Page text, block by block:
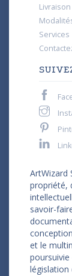
Livraison
Services
ArtWizard
propriété,
savoir-
et le
législation